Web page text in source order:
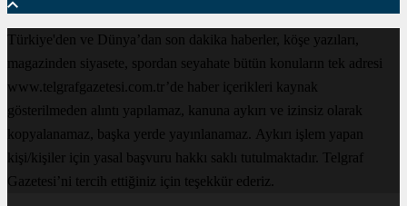
Türkiye'den ve Dünya’dan son dakika haberler, köşe yazıları,
magazinden siyasete, spordan seyahate bütün konuların tek adresi
www.telgrafgazetesi.com.tr’de haber içerikleri kaynak
gösterilmeden alıntı yapılamaz, kanuna aykırı ve izinsiz olarak
kopyalanamaz, başka yerde yayınlanamaz. Aykırı işlem yapan
kişi/kişiler için yasal başvuru hakkı saklı tutulmaktadır. Telgraf
Gazetesi’ni tercih ettiğiniz için teşekkür ederiz.